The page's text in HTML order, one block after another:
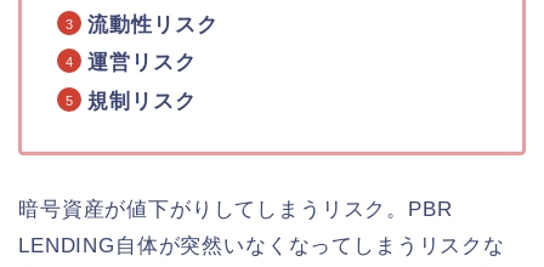
流動性リスク
運営リスク
規制リスク
暗号資産が値下がりしてしまうリスク。PBR
LENDING自体が突然いなくなってしまうリスクな